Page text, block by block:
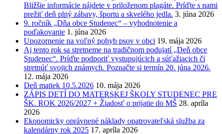
Bližšie informácie nájdete v priloženom plagáte. Príďte s nami
prežiť deň plný zábavy, športu a skvelého jedla. 3. júna 2026
9. ročník „Dňa obce Studenec“ – vyhodnotenie a
poďakovanie 1. júna 2026
Upozornenie na voľný pohyb psov v obci 19. mája 2026
Aj tento rok sa stretneme na tradičnom podujatí „Deň obce
Studenec“. Príďte podporiť vystupujúcich a súťažiacich či
stretnúť svojich známych. Poznačte si termín 20. júna 2026.
12. mája 2026
Deň matiek 10.5.2026 10. mája 2026
ZÁPIS DETÍ DO MATERSKEJ ŠKOLY STUDENEC PRE
ŠK. ROK 2026/2027 + Žiadosť o prijatie do MŠ 28. apríla
2026
Ekonomicky oprávnené náklady opatrovateľská služba za
kalendárny rok 2025 17. apríla 2026